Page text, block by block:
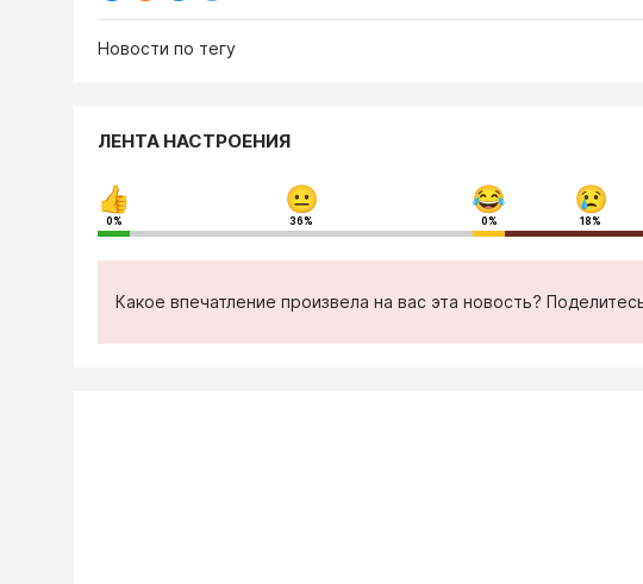
Новости по тегу
ЛЕНТА НАСТРОЕНИЯ
0% 36% 0% 18%
Какое впечатление произвела на вас эта новость?